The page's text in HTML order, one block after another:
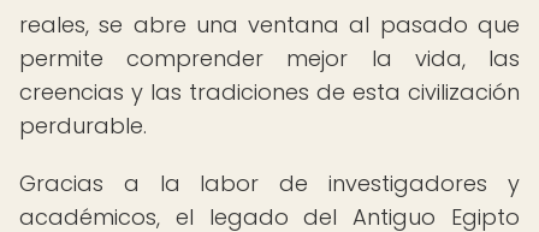
reales, se abre una ventana al pasado que
permite comprender mejor la vida, las
creencias y las tradiciones de esta civilización
perdurable.
Gracias a la labor de investigadores y
académicos, el legado del Antiguo Egipto